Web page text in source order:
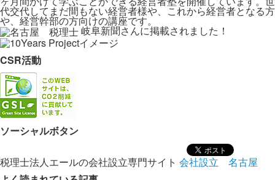
代交代してまだ間もない経営者様や、これから経営者となる方
や、経営幹部の方向けの講座です。
岐阜新聞さんに掲載されました！
CSR活動
ソーシャルボタン
税理士法人エールの会社設立専門サイト 会社設立 名古屋